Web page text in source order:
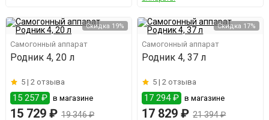
Скидка 19%
Самогонный аппарат
Родник 4, 20 л
5 | 2 отзыва
15 257 ₽ в магазине
15 729 ₽ 19 346 ₽
Скидка 17%
Самогонный аппарат
Родник 4, 37 л
5 |2 отзыва
17 294 ₽ в магазине
17 829 ₽ 21 394 ₽